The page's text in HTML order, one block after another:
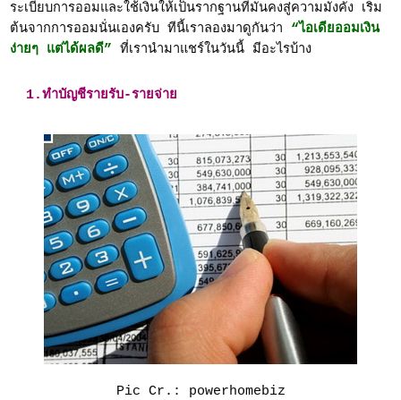
ระเบียบการออมและใช้เงินให้เป็นรากฐานที่มั่นคงสู่ความมั่งคั่ง เริ่ม
ต้นจากการออมนั่นเองครับ ทีนี้เราลองมาดูกันว่า “ไอเดียออมเงิน
ง่ายๆ แต่ได้ผลดี” ที่เรานำมาแชร์ในวันนี้ มีอะไรบ้าง
1.ทำบัญชีรายรับ-รายจ่าย
Pic Cr.: powerhomebiz